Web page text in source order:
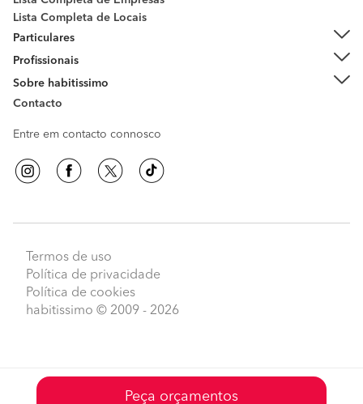
Peça orçamentos
Lista Completa de Locais
Particulares
Profissionais
Sobre habitissimo
Contacto
Entre em contacto connosco
Termos de uso
Política de privacidade
Política de cookies
habitissimo © 2009 - 2026